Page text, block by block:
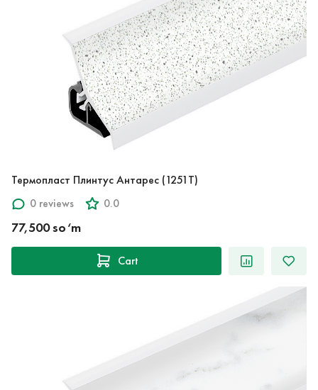
Термопласт Плинтус Антарес (1251T)
0 reviews
0.0
77,500 so‘m
Cart